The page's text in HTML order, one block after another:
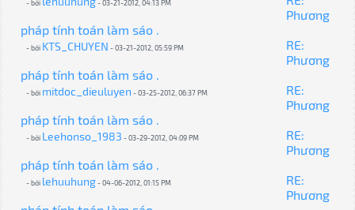
- bởi - 03-21-2012, 04:13 PM
Phương
pháp tính toán làm sáo .
- bởi KTS_CHUYEN - 03-21-2012, 05:59 PM
RE:
Phương
pháp tính toán làm sáo .
- bởi mitdoc_dieuluyen - 03-25-2012, 06:37 PM
RE:
Phương
pháp tính toán làm sáo .
- bởi Leehonso_1983 - 03-29-2012, 04:09 PM
RE:
Phương
pháp tính toán làm sáo .
- bởi lehuuhung- 04-06-2012, 01:15 PM
RE:
Phương